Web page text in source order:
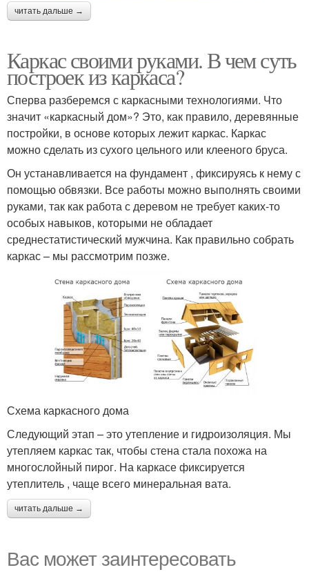
читать дальше →
Каркас своими руками. В чем суть
построек из каркаса?
Сперва разберемся с каркасными технологиями. Что
значит «каркасный дом»? Это, как правило, деревянные
постройки, в основе которых лежит каркас. Каркас
можно сделать из сухого цельного или клееного бруса.
Он устанавливается на фундамент , фиксируясь к нему с
помощью обвязки. Все работы можно выполнять своими
руками, так как работа с деревом не требует каких-то
особых навыков, которыми не обладает
среднестатистический мужчина. Как правильно собрать
каркас – мы рассмотрим позже.
Схема каркасного дома
Следующий этап – это утепление и гидроизоляция. Мы
утепляем каркас так, чтобы стена стала похожа на
многослойный пирог. На каркасе фиксируется
утеплитель , чаще всего минеральная вата.
читать дальше →
Вас может заинтересовать